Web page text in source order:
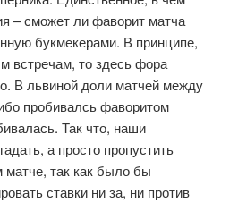
– сможет ли фаворит матча
букмекерами. В принципе,
встречам, то здесь фора
В львиной доли матчей между
пробивалсь фаворитом
Так что, наши
а просто пропустить
матче, так как было бы
ставки ни за, ни против